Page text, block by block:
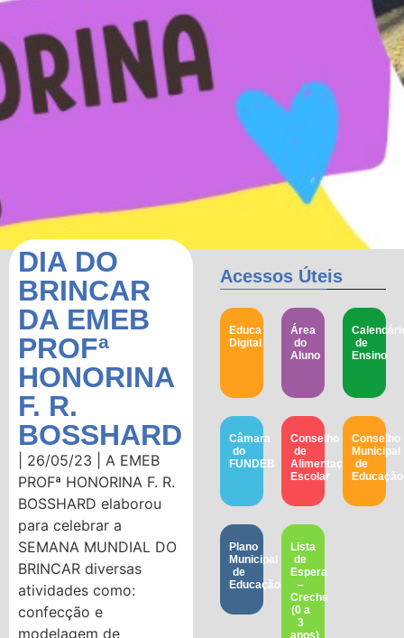
DIA DO
BRINCAR
DA EMEB
PROFª
HONORINA
F. R.
BOSSHARD
| 26/05/23 | A EMEB
PROFª HONORINA F. R.
BOSSHARD elaborou
para celebrar a
SEMANA MUNDIAL DO
BRINCAR diversas
atividades como:
confecção e
modelagem de
Acessos Úteis
Educa
Digital
Área
do
Aluno
de
Ensino
Câmara
do
FUNDEB
Conselho
de
Alimentação
Escolar
Conselho
Municipal
de
Educação​
Plano
Municipal
de
Educação
Lista
de
Espera
–
Creche
(0 a
3
anos)